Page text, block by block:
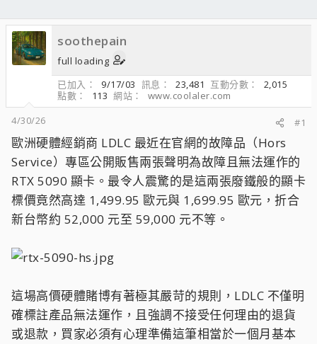
soothepain
full loading
已加入
9/17/03 訊息 23,481 互動分數
2,015
點數
113 網站
www.coolaler.com
4/30/26
#1
歐洲硬體經銷商 LDLC 最近在官網的故障品（Hors
Service）專區公開販售兩張聲明為故障且無法運作的
RTX 5090 顯卡。最令人震驚的是這兩張廢鐵般的顯卡
標價竟然高達 1,499.95 歐元與 1,699.95 歐元，折合
新台幣約 52,000 元至 59,000 元不等。
這場高價硬體賭博有著極其嚴苛的規則，LDLC 不僅明
確標註產品無法運作，且強調不接受任何理由的退貨
或退款，買家必須有心理準備這筆相當於一個月基本